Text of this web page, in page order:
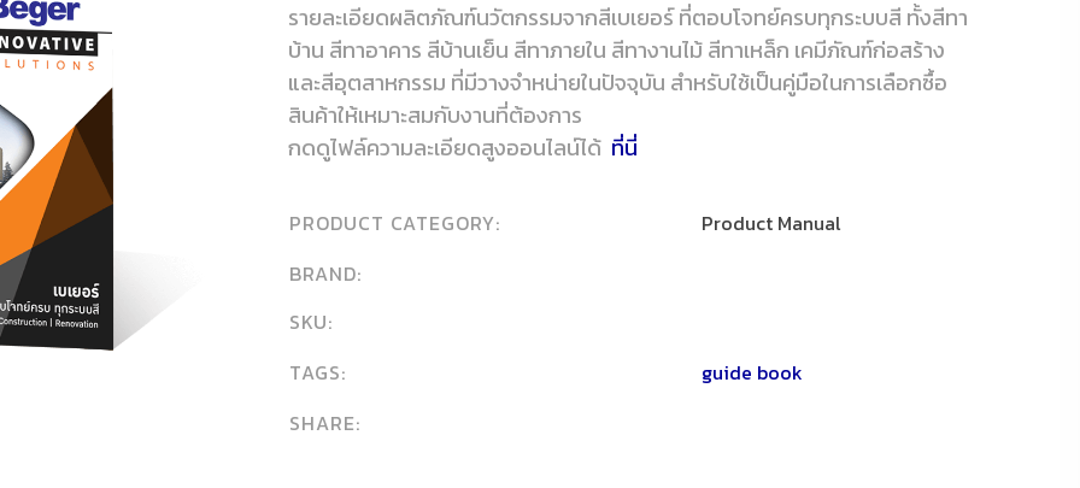
รายละเอียดผลิตภัณฑ์นวัตกรรมจากสีเบเยอร์ ที่ตอบโจทย์ครบทุกระบบสี ทั้งสีทา
บ้าน สีทาอาคาร สีบ้านเย็น สีทาภายใน สีทางานไม้ สีทาเหล็ก เคมีภัณฑ์ก่อสร้าง
และสีอุตสาหกรรม ที่มีวางจำหน่ายในปัจจุบัน สำหรับใช้เป็นคู่มือในการเลือกซื้อ
สินค้าให้เหมาะสมกับงานที่ต้องการ
กดดูไฟล์ความละเอียดสูงออนไลน์ได้ ที่นี่
PRODUCT CATEGORY:
Product Manual
BRAND:
SKU:
TAGS:
guide book
SHARE: